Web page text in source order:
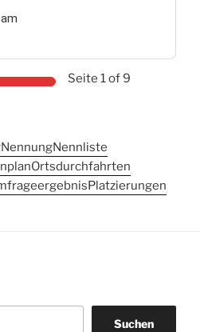
Seite 1of 9
NennungNennliste
Ortsdurchfahrten
Platzierungen
Suchen